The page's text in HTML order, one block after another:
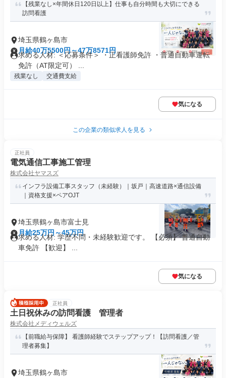
【残業なし×年間休日120日以上】仕事も自分時間も大切にできる
訪問看護
埼玉県鶴ヶ島市
月給40万5500円～47万8571円
求める人材: ＜応募条件＞ ・正看護師免許 ・普通自動車運転
免許（AT限定可） ...
残業なし 交通費支給
気になる
この企業の類似求人を見る
正社員
電気通信工事施工管理
株式会社ヤマスズ
インフラ設備工事スタッフ（未経験）｜坂戸｜高速道路×通信設備
｜資格支援×ペアOJT
埼玉県鶴ヶ島市富士見
月給25万円～45万円
求める人材: 学歴不問・未経験歓迎です。 【必須】 普通自動
車免許 【歓迎】 ...
気になる
正社員
土日祝休みの訪問看護 管理者
株式会社メディウェルズ
【前職給与保障】 看護師経験でステップアップ！【訪問看護／管
理者募集】
埼玉県鶴ヶ島市